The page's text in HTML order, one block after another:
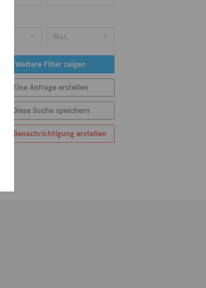
Max.
Weitere Filter zeigen
Eine Anfrage erstellen
Diese Suche speichern
Eine Benachrichtigung erstellen